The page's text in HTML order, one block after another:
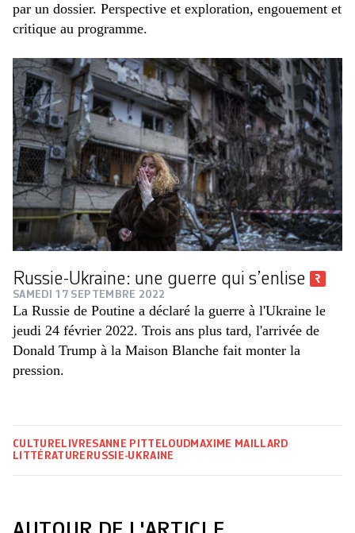
par un dossier. Perspective et exploration, engouement et
critique au programme.
Russie-Ukraine: une guerre qui s’enlise
SAMEDI 17 SEPTEMBRE 2022
La Russie de Poutine a déclaré la guerre à l'Ukraine le
jeudi 24 février 2022. Trois ans plus tard, l'arrivée de
Donald Trump à la Maison Blanche fait monter la
pression.
CULTURE LIVRESANNE PITTELOUD MAXIME MAILLARD
LITTÉRATURE RUSSIE-UKRAINE